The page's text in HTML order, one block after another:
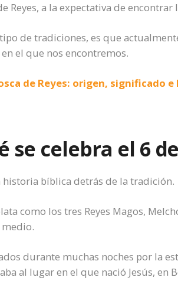
Reyes, a la expectativa de
de tradiciones, es que
el que nos encontremos.
de Reyes: origen, significado
se celebra el 6
historia bíblica detrás de la tradición.
como los tres Reyes Magos,
durante muchas noches por la
al lugar en el que nació Jesús, en